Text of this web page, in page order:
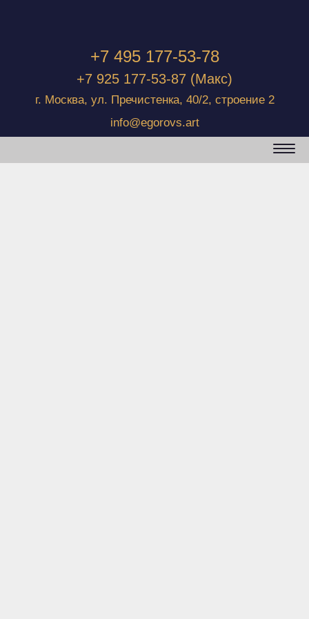
+7 495 177-53-78
+7 925 177-53-87 (Макс)
г. Москва, ул. Пречистенка, 40/2, строение 2
info@egorovs.art